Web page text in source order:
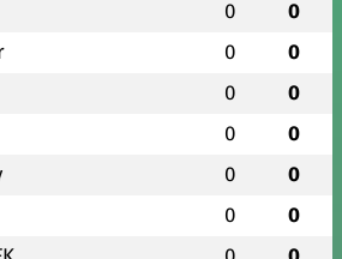
0 0
0 0
0 0
0 0
0 0
0 0